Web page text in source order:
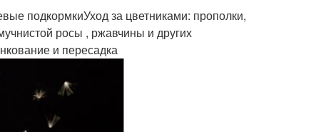
подкормкиУход за цветниками: прополки,
росы , ржавчины и других
и пересадка